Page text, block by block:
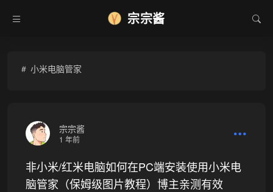
宗宗酱
小米电脑管家
宗宗酱
1 年前
非小米/红米电脑如何在PC端安装使用小米电
脑管家（保姆级图片教程）博主亲测有效